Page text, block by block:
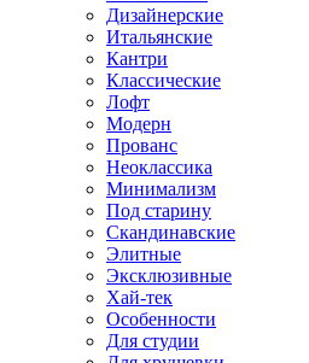
Дизайнерские
Итальянские
Кантри
Классические
Лофт
Модерн
Прованс
Неоклассика
Минимализм
Под старину
Скандинавские
Элитные
Эксклюзивные
Хай-тек
Особенности
Для студии